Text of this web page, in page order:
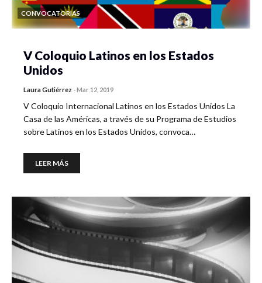
CONVOCATORIAS
V Coloquio Latinos en los Estados
Unidos
Laura Gutiérrez -Mar 12, 2019
V Coloquio Internacional Latinos en los Estados Unidos La
Casa de las Américas, a través de su Programa de Estudios
sobre Latinos en los Estados Unidos, convoca…
LEER MÁS